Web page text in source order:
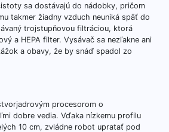
sa dostávajú do nádobky, pričom
takmer žiadny vzduch neuniká späť do
trojstupňovou filtráciou, ktorá
a HEPA filter. Vysávač sa nezľakne ani
a obavy, že by snáď spadol zo
procesorom o
dobre vedia. Vďaka nízkemu profilu
10 cm, zvládne robot upratať pod